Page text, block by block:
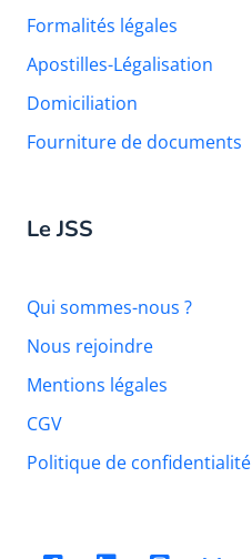
Formalités légales
Apostilles-Légalisation
Domiciliation
Fourniture de documents
Le JSS
Qui sommes-nous ?
Nous rejoindre
Mentions légales
CGV
Politique de confidentialité